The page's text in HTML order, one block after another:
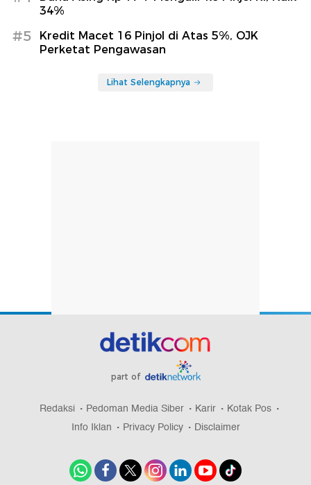
34%
#5
Kredit Macet 16 Pinjol di Atas 5%, OJK
Perketat Pengawasan
Lihat Selengkapnya
part of
Redaksi Pedoman Media Siber Karir
Kotak Pos
Info Iklan
Privacy Policy Disclaimer